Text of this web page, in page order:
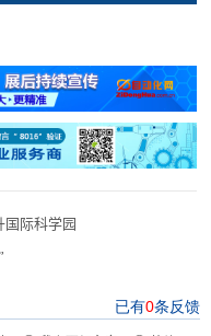
际科学园